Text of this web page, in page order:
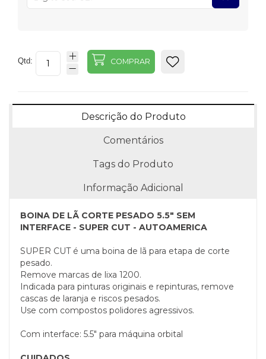
Qtd: COMPRAR
Descrição do Produto
Comentários
Tags do Produto
Informação Adicional
BOINA DE LÃ CORTE PESADO 5.5" SEM
INTERFACE - SUPER CUT - AUTOAMERICA
SUPER CUT é uma boina de lã para etapa de corte
pesado.
Remove marcas de lixa 1200.
Indicada para pinturas originais e repinturas, remove
cascas de laranja e riscos pesados.
Use com compostos polidores agressivos.
Com interface: 5.5" para máquina orbital